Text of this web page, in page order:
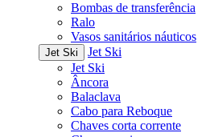
Bombas de transferência
Ralo
Vasos sanitários náuticos
Jet Ski
Jet Ski
Jet Ski
Âncora
Balaclava
Cabo para Reboque
Chaves corta corrente